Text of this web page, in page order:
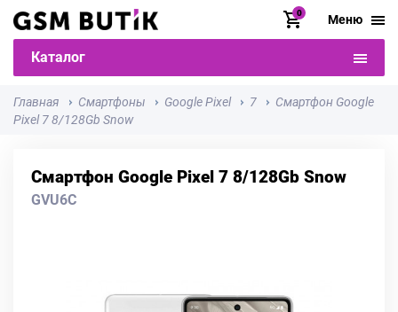
0 Меню
Каталог
Главная Смартфоны Google Pixel 7
Смартфон Google
Pixel 7 8/128Gb Snow
Смартфон Google Pixel 7 8/128Gb Snow
GVU6C